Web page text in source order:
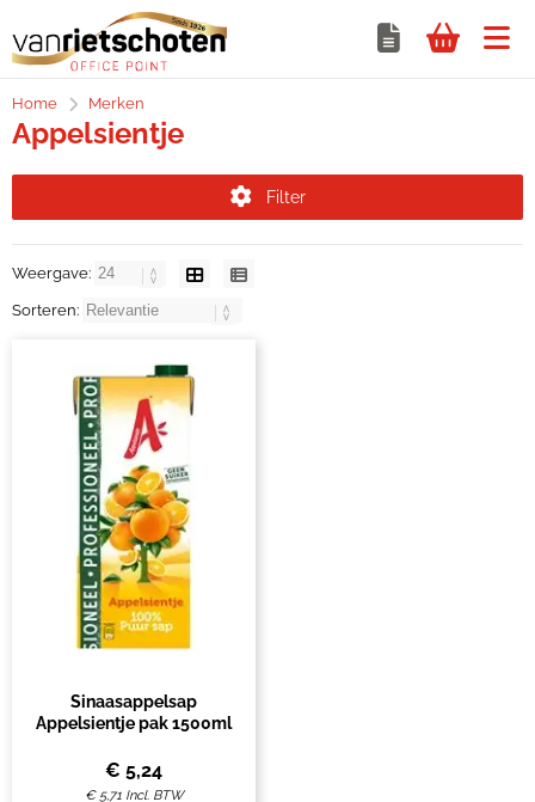
Home Merken
Appelsientje
Filter
Weergave:
Sorteren:
Sinaasappelsap
Appelsientje pak 1500ml
€ 5,24
€ 5,71 Incl. BTW